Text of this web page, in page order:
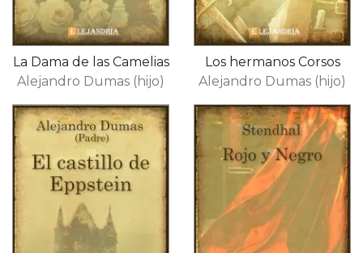
La Dama de las Camelias
Alejandro Dumas (hijo)
Los hermanos Corsos
Alejandro Dumas (hijo)